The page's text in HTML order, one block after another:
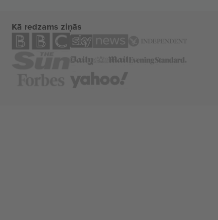
Kā redzams ziņās